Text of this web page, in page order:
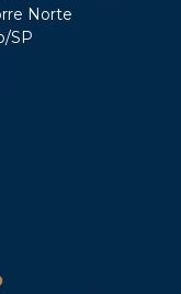
Norte
SP